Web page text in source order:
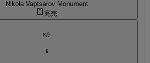
Nikola Vaptsarov Monument
完売
8月
6